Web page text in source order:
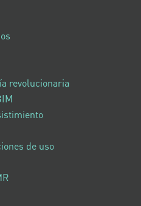
revolucionaria
de uso